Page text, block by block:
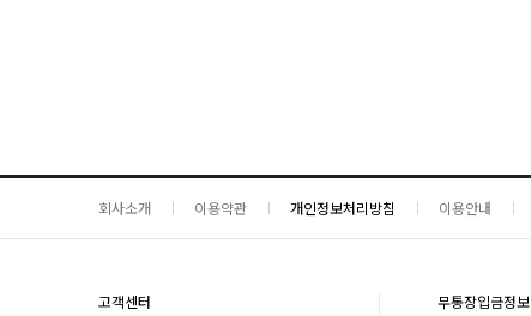
회사소개 이용약관 개인정보처리방침 이용안내
고객센터
무통장입금정보